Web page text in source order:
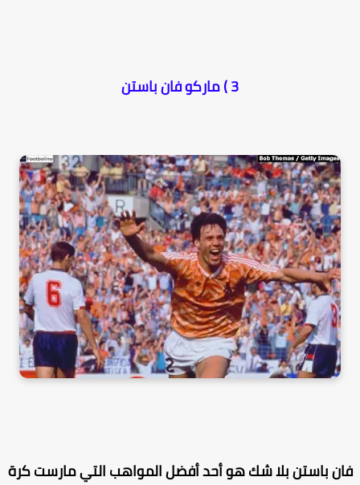
باستن بلا شك هو أحد أفضل المواهب التي مارست كرة